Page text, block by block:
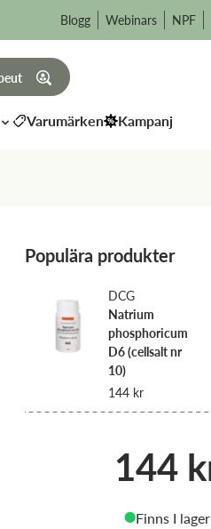
Blogg Webinars NPF
Varumärken Kampanj
Populära produkter
DCG
Natrium
phosphoricum
D6 (cellsalt nr
10)
144 kr
144
⬤Finns I lager